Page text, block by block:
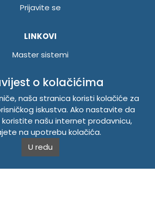
Prijavite se
LINKOVI
Master sistemi
Akcije
INFORMACIJE
Politika o kolačićima
Uslovi korištenja
Politika privatnosti
o kolačićima
naša stranica koristi kolačiće za
iskustva. Ako nastavite da
našu internet prodavnicu,
na upotrebu kolačića.
U redu